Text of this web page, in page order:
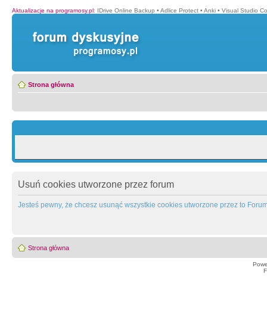
Aktualizacje na programosy.pl: IDrive Online Backup • Adlice Protect • Anki • Visual Studio
Strona główna
Usuń cookies utworzone przez forum
Jesteś pewny, że chcesz usunąć wszystkie cookies utworzone przez to
Strona główna